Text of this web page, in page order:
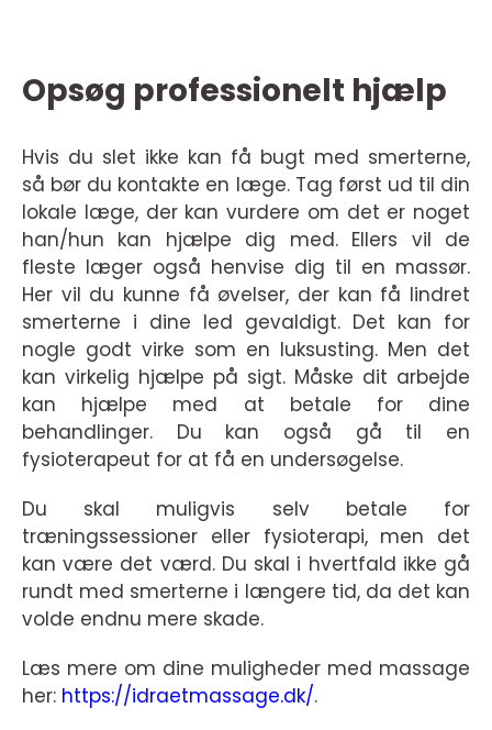
Opsøg professionelt hjælp
Hvis du slet ikke kan få bugt med smerterne,
så bør du kontakte en læge. Tag først ud til din
lokale læge, der kan vurdere om det er noget
han/hun kan hjælpe dig med. Ellers vil de
fleste læger også henvise dig til en massør.
Her vil du kunne få øvelser, der kan få lindret
smerterne i dine led gevaldigt. Det kan for
nogle godt virke som en luksusting. Men det
kan virkelig hjælpe på sigt. Måske dit arbejde
kan hjælpe med at betale for dine
behandlinger. Du kan også gå til en
fysioterapeut for at få en undersøgelse.
Du skal muligvis selv betale for
træningssessioner eller fysioterapi, men det
kan være det værd. Du skal i hvertfald ikke gå
rundt med smerterne i længere tid, da det kan
volde endnu mere skade.
Læs mere om dine muligheder med massage
her: https://idraetmassage.dk/.